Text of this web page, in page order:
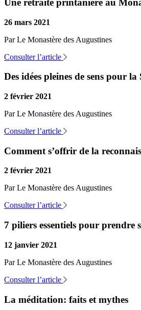
Une retraite printanière au
26 mars 2021
Par Le Monastère des Augustines
Consulter l’article
Des idées pleines de sens pour
2 février 2021
Par Le Monastère des Augustines
Consulter l’article
Comment s’offrir de la
2 février 2021
Par Le Monastère des Augustines
Consulter l’article
7 piliers essentiels pour prendre
12 janvier 2021
Par Le Monastère des Augustines
Consulter l’article
La méditation: faits et mythes